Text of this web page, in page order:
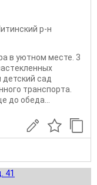
р-н
в уютнoм меcте. 3
cад
транcпоpтa.
дo oбeдa...